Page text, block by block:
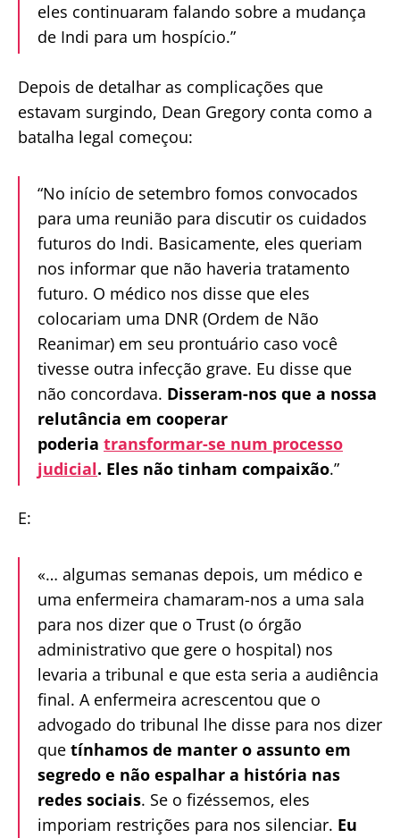
eles continuaram falando sobre a mudança
de Indi para um hospício.”
Depois de detalhar as complicações que
estavam surgindo, Dean Gregory conta como a
batalha legal começou:
“No início de setembro fomos convocados
para uma reunião para discutir os cuidados
futuros do Indi. Basicamente, eles queriam
nos informar que não haveria tratamento
futuro. O médico nos disse que eles
colocariam uma DNR (Ordem de Não
Reanimar) em seu prontuário caso você
tivesse outra infecção grave. Eu disse que
não concordava. Disseram-nos que a nossa
relutância em cooperar
poderia transformar-se num processo
judicial. Eles não tinham compaixão.”
E:
«… algumas semanas depois, um médico e
uma enfermeira chamaram-nos a uma sala
para nos dizer que o Trust (o órgão
administrativo que gere o hospital) nos
levaria a tribunal e que esta seria a audiência
final. A enfermeira acrescentou que o
advogado do tribunal lhe disse para nos dizer
que tínhamos de manter o assunto em
segredo e não espalhar a história nas
redes sociais. Se o fizéssemos, eles
imporiam restrições para nos silenciar. Eu